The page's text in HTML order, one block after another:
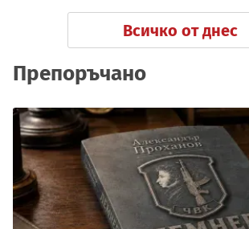
Всичко от днес
Препоръчано